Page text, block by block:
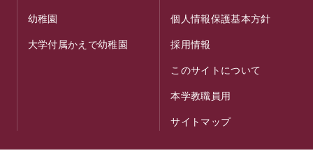
幼稚園
大学付属かえで幼稚園
個人情報保護基本方針
採用情報
このサイトについて
本学教職員用
サイトマップ